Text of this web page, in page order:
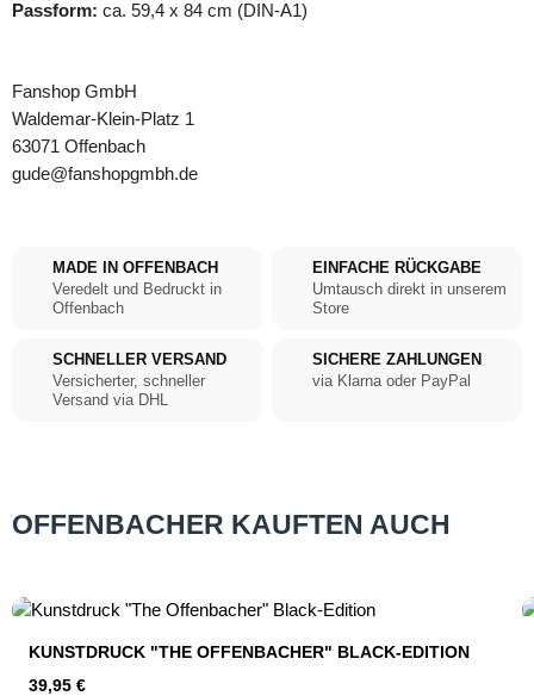
Passform: ca. 59,4 x 84 cm (DIN-A1)
Fanshop GmbH
Waldemar-Klein-Platz 1
63071 Offenbach
gude@fanshopgmbh.de
MADE IN OFFENBACH
Veredelt und Bedruckt in
Offenbach
EINFACHE RÜCKGABE
Umtausch direkt in unserem
Store
SCHNELLER VERSAND
Versicherter, schneller
Versand via DHL
SICHERE ZAHLUNGEN
via Klarna oder PayPal
OFFENBACHER KAUFTEN AUCH
KUNSTDRUCK "THE OFFENBACHER" BLACK-EDITION
Regulärer Preis:
39,95 €